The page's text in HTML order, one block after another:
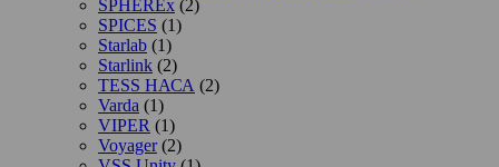
SPHEREx (2)
SPICES (1)
Starlab (1)
Starlink (2)
TESS НАСА (2)
Varda (1)
VIPER (1)
Voyager(2)